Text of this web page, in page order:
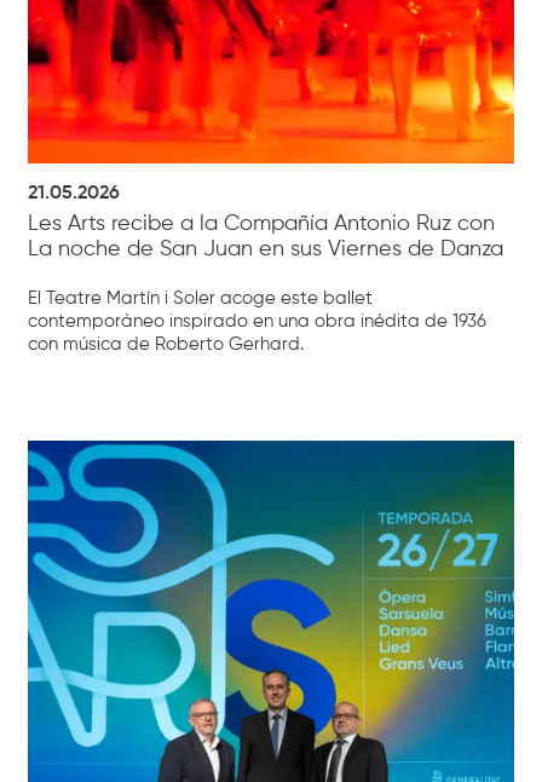
21.05.2026
Les Arts recibe a la Compañía Antonio Ruz con
La noche de San Juan en sus Viernes de Danza
El Teatre Martín i Soler acoge este ballet
contemporáneo inspirado en una obra inédita de 1936
con música de Roberto Gerhard.